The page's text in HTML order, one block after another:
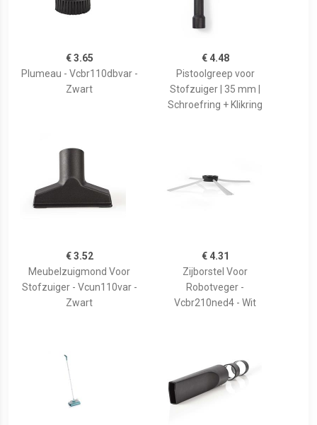
€ 3.65
Plumeau - Vcbr110dbvar -
Zwart
€ 4.48
Pistoolgreep voor
Stofzuiger | 35 mm |
Schroefring + Klikring
€ 3.52
Meubelzuigmond Voor
Stofzuiger - Vcun110var -
Zwart
€ 4.31
Zijborstel Voor
Robotveger -
Vcbr210ned4 - Wit